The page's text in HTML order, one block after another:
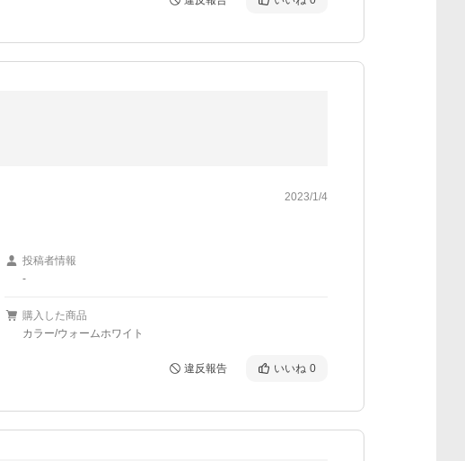
2023/1/4
投稿者情報
-
購入した商品
カラー/ウォームホワイト
違反報告 いいね 0